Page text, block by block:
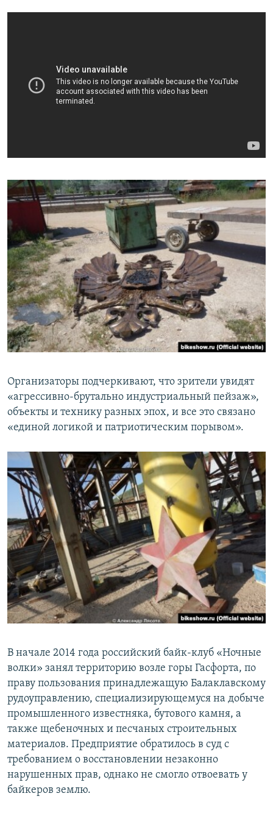
Организаторы подчеркивают, что зрители увидят
«агрессивно-брутально индустриальный пейзаж»,
объекты и технику разных эпох, и все это связано
«единой логикой и патриотическим порывом».
В начале 2014 года российский байк-клуб «Ночные
волки» занял территорию возле горы Гасфорта, по
праву пользования принадлежащую Балаклавскому
рудоуправлению, специализирующемуся на добыче
промышленного известняка, бутового камня, а
также щебеночных и песчаных строительных
материалов. Предприятие обратилось в суд с
требованием о восстановлении незаконно
нарушенных прав, однако не смогло отвоевать у
байкеров землю.